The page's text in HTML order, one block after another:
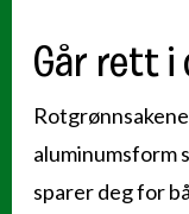
Går rett i
aluminumsform
sparer deg for